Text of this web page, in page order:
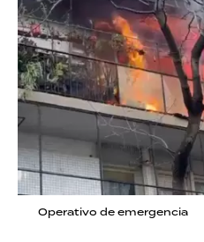
Operativo de emergencia